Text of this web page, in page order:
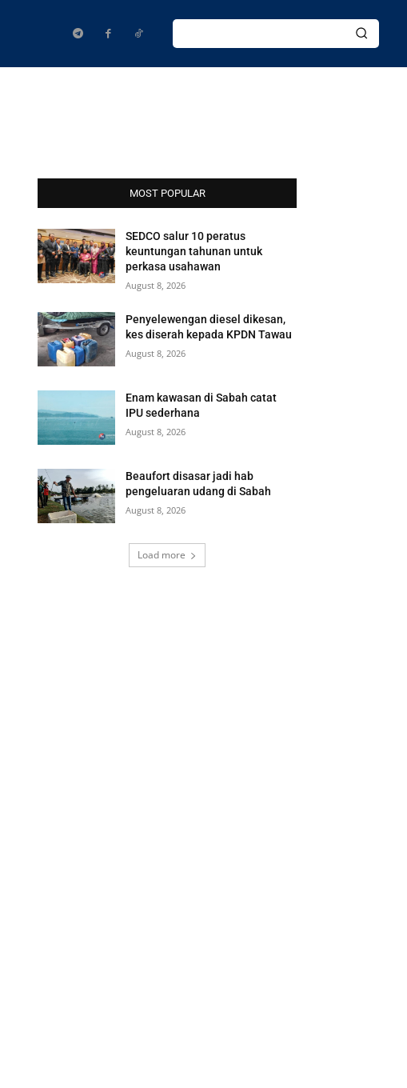
MOST POPULAR
SEDCO salur 10 peratus
keuntungan tahunan untuk
perkasa usahawan
August 8, 2026
Penyelewengan diesel dikesan,
kes diserah kepada KPDN Tawau
August 8, 2026
Enam kawasan di Sabah catat
IPU sederhana
August 8, 2026
Beaufort disasar jadi hab
pengeluaran udang di Sabah
August 8, 2026
Load more